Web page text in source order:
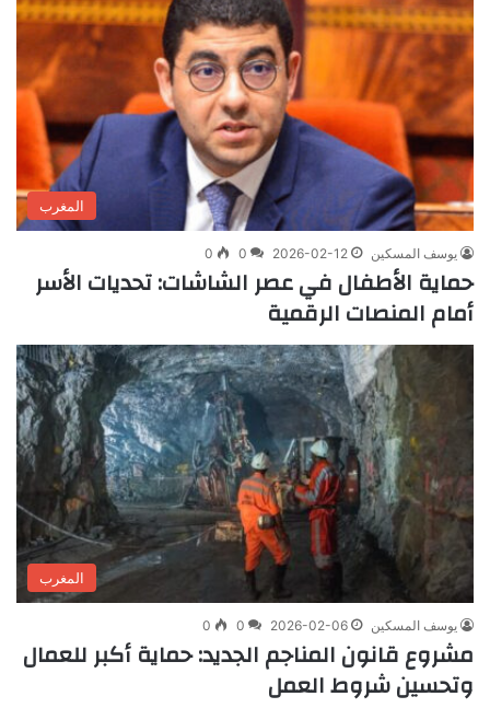
المغرب
يوسف المسكين 2026-02-12
0
0
حماية الأطفال في عصر الشاشات: تحديات الأسر
أمام المنصات الرقمية
المغرب
يوسف المسكين 2026-02-06
0
0
مشروع قانون المناجم الجديد: حماية أكبر للعمال
وتحسين شروط العمل